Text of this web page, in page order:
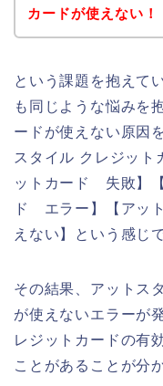
カードが使えない！
という課題を抱えて
も同じような悩みを
ードが使えない原因
スタイル クレジット
ットカード 失敗】
ド エラー】【アッ
えない】という感じ
その結果、アットス
が使えないエラーが
レジットカードの有
ことがあることが分